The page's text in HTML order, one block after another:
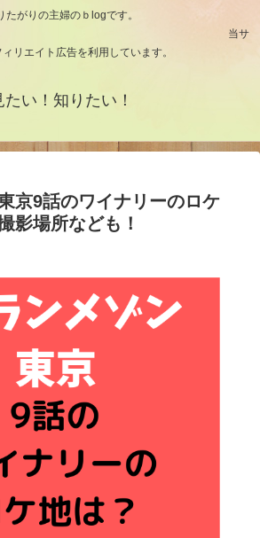
たがりの主婦のｂlogです。
サ
リエイト広告を利用しています。
たい！知りたい！
京9話のワイナリーのロケ
影場所なども！